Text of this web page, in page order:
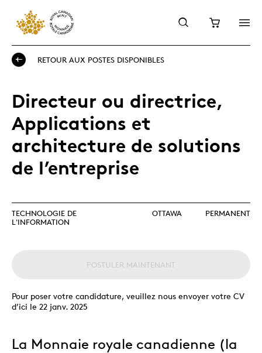
RETOUR AUX POSTES DISPONIBLES
Directeur ou directrice,
Applications et
architecture de solutions
de l’entreprise
TECHNOLOGIE DE
L'INFORMATION
OTTAWA PERMANENT
POSTULER MAINTENANT
Pour poser votre candidature, veuillez nous envoyer votre CV
d’ici le 22 janv. 2025
La Monnaie royale canadienne (la